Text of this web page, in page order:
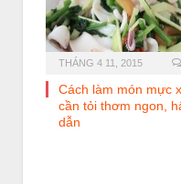
THÁNG 4 11, 2015
Cách làm món mực
cần tỏi thơm ngon,
dẫn